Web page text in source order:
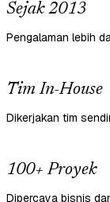
Sejak 2013
Pengalaman lebih
Tim In-House
Dikerjakan tim
100+ Proyek
Dipercaya bisnis